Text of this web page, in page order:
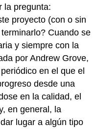
la pregunta:
proyecto (con o sin
Cuando se
y siempre con la
por Andrew Grove,
en el que el
desde una
en la calidad, el
en general, la
lugar a algún tipo